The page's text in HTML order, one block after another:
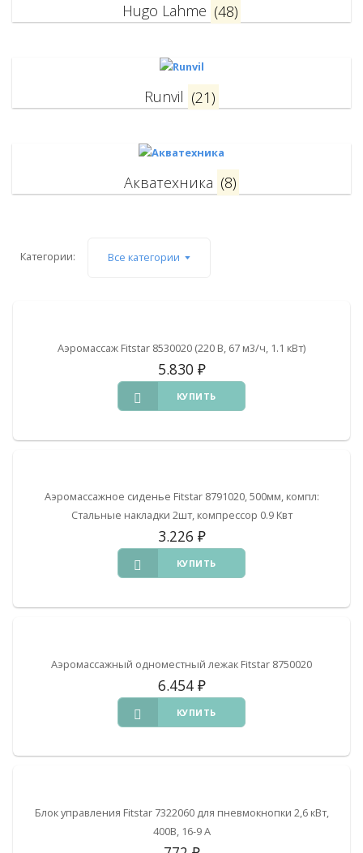
Hugo Lahme (48)
Runvil (21)
Акватехника (8)
Категории: Все категории
Аэромассаж Fitstar 8530020 (220 В, 67 м3/ч, 1.1 кВт)
5.830 ₽
КУПИТЬ
Аэромассажное сиденье Fitstar 8791020, 500мм, компл:
Стальные накладки 2шт, компрессор 0.9 Квт
3.226 ₽
КУПИТЬ
Аэромассажный одноместный лежак Fitstar 8750020
6.454 ₽
КУПИТЬ
Блок управления Fitstar 7322060 для пневмокнопки 2,6 кВт,
400В, 16-9 А